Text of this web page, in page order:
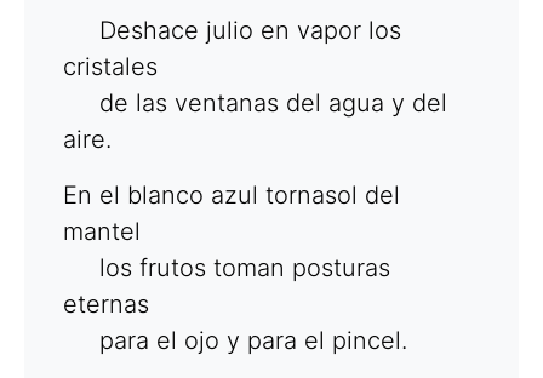
Deshace julio en vapor los
cristales
de las ventanas del agua y del
aire.
En el blanco azul tornasol del
mantel
los frutos toman posturas
eternas
para el ojo y para el pincel.